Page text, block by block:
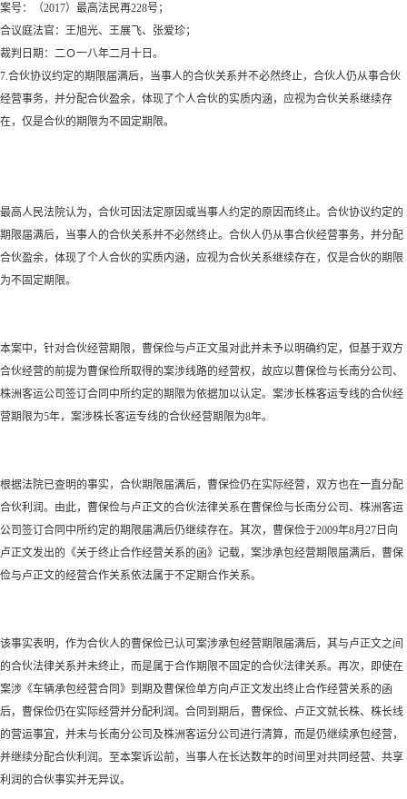
案号：（2017）最高法民再228号；
合议庭法官：王旭光、王展飞、张爱珍；
裁判日期：二Ｏ一八年二月十日。
7.合伙协议约定的期限届满后，当事人的合伙关系并不必然终止，合伙人仍从事合伙
经营事务，并分配合伙盈余，体现了个人合伙的实质内涵，应视为合伙关系继续存
在，仅是合伙的期限为不固定期限。
最高人民法院认为，合伙可因法定原因或当事人约定的原因而终止。合伙协议约定的
期限届满后，当事人的合伙关系并不必然终止。合伙人仍从事合伙经营事务，并分配
合伙盈余，体现了个人合伙的实质内涵，应视为合伙关系继续存在，仅是合伙的期限
为不固定期限。
本案中，针对合伙经营期限，曹保俭与卢正文虽对此并未予以明确约定，但基于双方
合伙经营的前提为曹保俭所取得的案涉线路的经营权，故应以曹保俭与长南分公司、
株洲客运公司签订合同中所约定的期限为依据加以认定。案涉长株客运专线的合伙经
营期限为5年，案涉株长客运专线的合伙经营期限为8年。
根据法院已查明的事实，合伙期限届满后，曹保俭仍在实际经营，双方也在一直分配
合伙利润。由此，曹保俭与卢正文的合伙法律关系在曹保俭与长南分公司、株洲客运
公司签订合同中所约定的期限届满后仍继续存在。其次，曹保俭于2009年8月27日向
卢正文发出的《关于终止合作经营关系的函》记载，案涉承包经营期限届满后，曹保
俭与卢正文的经营合作关系依法属于不定期合作关系。
该事实表明，作为合伙人的曹保俭已认可案涉承包经营期限届满后，其与卢正文之间
的合伙法律关系并未终止，而是属于合作期限不固定的合伙法律关系。再次，即使在
案涉《车辆承包经营合同》到期及曹保俭单方向卢正文发出终止合作经营关系的函
后，曹保俭仍在实际经营并分配利润。合同到期后，曹保俭、卢正文就长株、株长线
的营运事宜，并未与长南分公司及株洲客运分公司进行清算，而是仍继续承包经营，
并继续分配合伙利润。至本案诉讼前，当事人在长达数年的时间里对共同经营、共享
利润的合伙事实并无异议。